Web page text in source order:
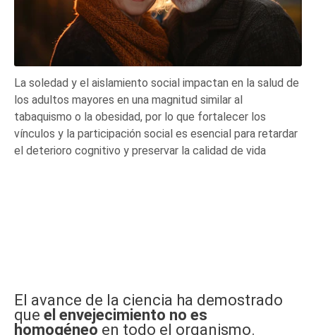
La soledad y el aislamiento social impactan en la salud de
los adultos mayores en una magnitud similar al
tabaquismo o la obesidad, por lo que fortalecer los
vínculos y la participación social es esencial para retardar
el deterioro cognitivo y preservar la calidad de vida
El avance de la ciencia ha demostrado
que el envejecimiento no es
homogéneo en todo el organismo.